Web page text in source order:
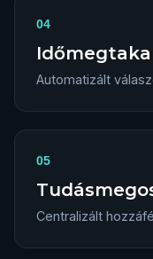
04
Automatizált
05
Centralizált